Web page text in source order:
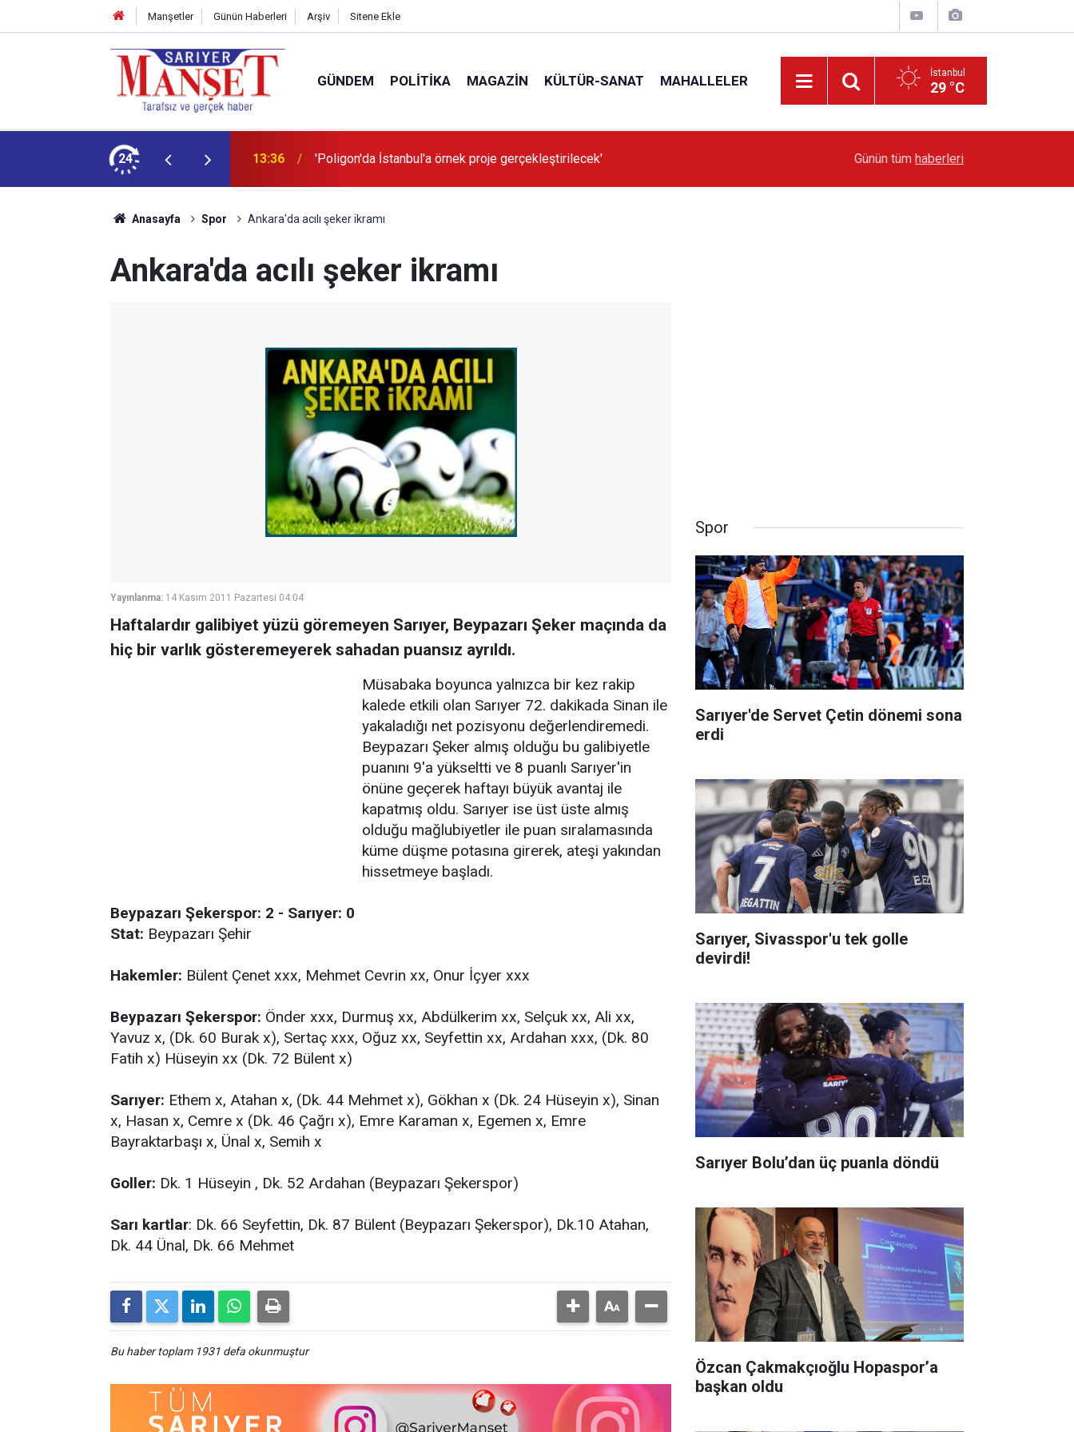
Manşetler Günün Haberleri Arşiv Sitene Ekle
GÜNDEM POLITIKA MAGAZIN KÜLTÜR-SANAT MAHALLELER İstanbul
29 °C
24 13:36 'Poligon'da İstanbul'a örnek proje gerçekleştirilecek' Sarıyer’de Edebiyat Rüzgârı Esecek
Günün tüm haberleri
Anasayfa Spor Ankara'da acılı şeker ikramı
Ankara'da acılı şeker ikramı
Yayınlanma: 14 Kasım 2011 Pazartesi 04:04
Haftalardır galibiyet yüzü göremeyen Sarıyer, Beypazarı Şeker maçında da
hiç bir varlık gösteremeyerek sahadan puansız ayrıldı.
Müsabaka boyunca yalnızca bir kez rakip
kalede etkili olan Sarıyer 72. dakikada Sinan ile
yakaladığı net pozisyonu değerlendiremedi.
Beypazarı Şeker almış olduğu bu galibiyetle
puanını 9'a yükseltti ve 8 puanlı Sarıyer'in
önüne geçerek haftayı büyük avantaj ile
kapatmış oldu. Sarıyer ise üst üste almış
olduğu mağlubiyetler ile puan sıralamasında
küme düşme potasına girerek, ateşi yakından
hissetmeye başladı.
Beypazarı Şekerspor: 2 - Sarıyer: 0
Stat: Beypazarı Şehir
Hakemler: Bülent Çenet xxx, Mehmet Cevrin xx, Onur İçyer xxx
Beypazarı Şekerspor: Önder xxx, Durmuş xx, Abdülkerim xx, Selçuk xx, Ali xx,
Yavuz x, (Dk. 60 Burak x), Sertaç xxx, Oğuz xx, Seyfettin xx, Ardahan xxx, (Dk. 80
Fatih x) Hüseyin xx (Dk. 72 Bülent x)
Sarıyer: Ethem x, Atahan x, (Dk. 44 Mehmet x), Gökhan x (Dk. 24 Hüseyin x), Sinan
x, Hasan x, Cemre x (Dk. 46 Çağrı x), Emre Karaman x, Egemen x, Emre
Bayraktarbaşı x, Ünal x, Semih x
Goller: Dk. 1 Hüseyin , Dk. 52 Ardahan (Beypazarı Şekerspor)
Sarı kartlar: Dk. 66 Seyfettin, Dk. 87 Bülent (Beypazarı Şekerspor), Dk.10 Atahan,
Dk. 44 Ünal, Dk. 66 Mehmet
Bu haber toplam 1931 defa okunmuştur
Spor
Sarıyer'de Servet Çetin dönemi sona
erdi
Sarıyer, Sivasspor'u tek golle
devirdi!
Sarıyer Bolu’dan üç puanla döndü
Özcan Çakmakçıoğlu Hopaspor’a
başkan oldu